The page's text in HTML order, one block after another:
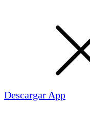
Descargar App